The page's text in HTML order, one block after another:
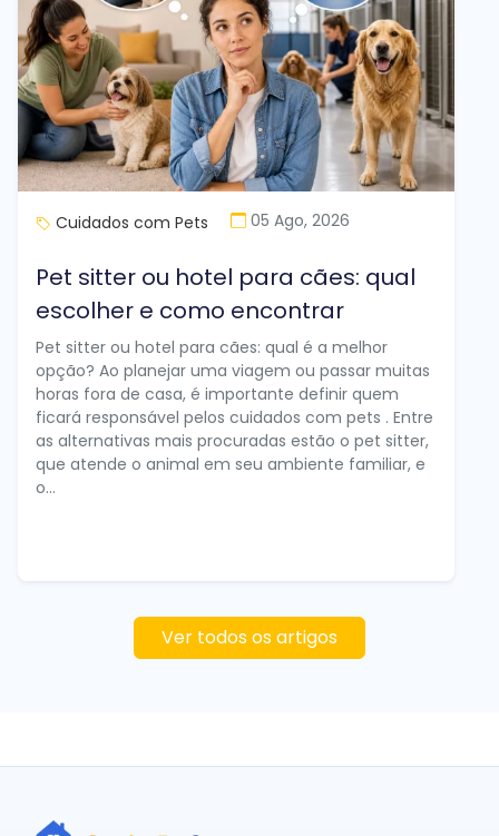
Cuidados com Pets 05 Ago, 2026
Pet sitter ou hotel para cães: qual
escolher e como encontrar
Pet sitter ou hotel para cães: qual é a melhor
opção? Ao planejar uma viagem ou passar muitas
horas fora de casa, é importante definir quem
ficará responsável pelos cuidados com pets . Entre
as alternativas mais procuradas estão o pet sitter,
que atende o animal em seu ambiente familiar, e
o...
Ver todos os artigos